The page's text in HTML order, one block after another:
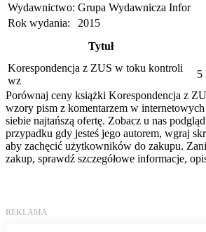
Wydawnictwo: Grupa Wydawnicza Infor
Rok wydania:
2015
Tytuł
Korespondencja z ZUS w toku kontroli
wz
5
Porównaj ceny książki Korespondencja z
wzory pism z komentarzem w
siebie najtańszą ofertę. Zobacz u nas
przypadku gdy jesteś jego autorem, wgraj
aby zachęcić użytkowników do zakupu.
zakup, sprawdź szczegółowe informacje,